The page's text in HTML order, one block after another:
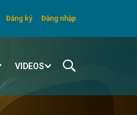
Đăng ký Đăng nhập
VIDEOS